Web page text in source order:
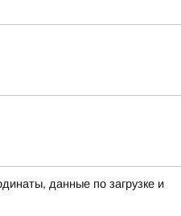
данные по загрузке и